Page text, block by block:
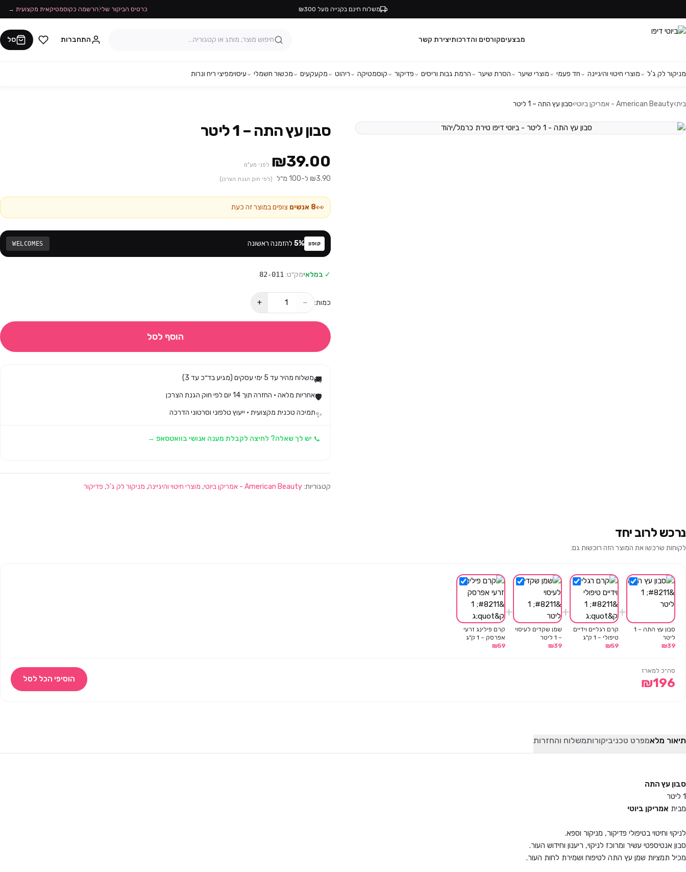
משלוח חינם בקנייה מעל ₪300 כרטיס הביקור שלי הרשמה כקוסמטיקאית מקצועית →
מבצעיםקורסים והדרכותיצירת קשר התחברות סל
מניקור לק ג'ל מוצרי חיטוי והיגיינה חד פעמי מוצרי שיער הסרת שיער הרמת גבות וריסים פדיקור קוסמטיקה ריהוט מקעקעים מכשור חשמלי עיסוימפיצי ריח ונרות
בית›American Beauty - אמריקן ביוטי ›סבון עץ התה – 1 ליטר
סבון עץ התה – 1 ליטר
₪39.00 לפני מע"מ
₪3.90 ל-100 מ״ל (לפי חוק הגנת הצרכן)
👀
8 אנשים צופים במוצר זה כעת
קופון 5% להזמנה ראשונה WELCOMES
✓ במלאימק״ט: 82-011
כמות: −
+
הוסף לסל
🚚משלוח מהיר עד 5 ימי עסקים (מגיע בד״כ עד 3)
🛡️אחריות מלאה · החזרה תוך 14 יום לפי חוק הגנת הצרכן
✨תמיכה טכנית מקצועית · ייעוץ טלפוני וסרטוני הדרכה
יש לך שאלה? לחיצה לקבלת מענה אנושי בוואטסאפ →
קטגוריות:American Beauty - אמריקן ביוטי , מוצרי חיטוי והיגיינה, מניקור לק ג'ל, פדיקור
נרכש לרוב יחד
לקוחות שרכשו את המוצר הזה רוכשות גם:
סבון עץ התה – 1
ליטר
₪39
+
קרם רגליים וידיים
טיפולי – 1 ק"ג
₪59
+
שמן שקדים לעיסוי
– 1 ליטר
₪39
+
קרם פילינג זרעי
אפרסק – 1 ק"ג
₪59
סה״כ למארז
₪196 הוסיפי הכל לסל
תיאור מלאמפרט טכניביקורותמשלוח והחזרות
סבון עץ התה
1 ליטר
מבית אמריקן ביוטי
לניקוי וחיטוי בטיפולי פדיקור, מניקור וספא.
סבון אנטיספטי עשיר ומרוכז לניקוי, ריענון וחידוש העור.
מכיל תמציות שמן עץ התה לטיפוח ושמירת לחות העור.